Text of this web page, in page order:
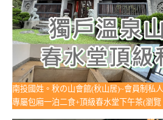
南投國姓。秋の山會館(秋山居)~會員制私
專屬包廂一泊二食+頂級春水堂下午茶(瀏覽